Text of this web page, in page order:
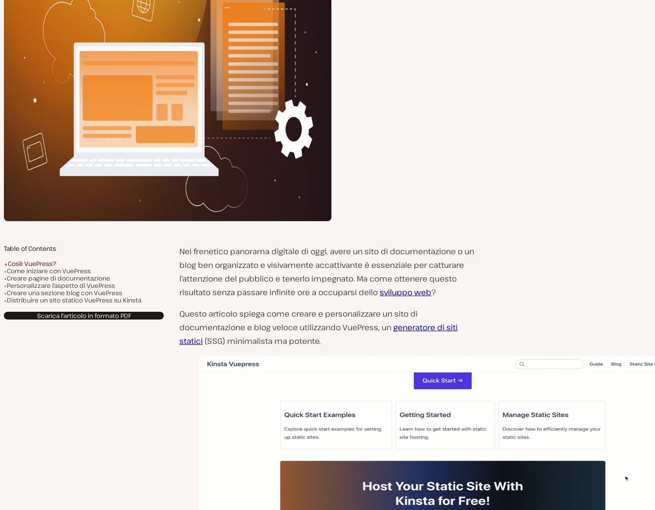
Table of Contents
Cos’è VuePress?
Come iniziare con VuePress
Creare pagine di documentazione
Personalizzare l’aspetto di VuePress
Creare una sezione blog con VuePress
Distribuire un sito statico VuePress su Kinsta
Scarica l'articolo in formato PDF
Nel frenetico panorama digitale di oggi, avere un sito di documentazione o un
blog ben organizzato e visivamente accattivante è essenziale per catturare
l’attenzione del pubblico e tenerlo impegnato. Ma come ottenere questo
risultato senza passare infinite ore a occuparsi dellosviluppo web?
Questo articolo spiega come creare e personalizzare un sito di
documentazione e blog veloce utilizzando VuePress, ungeneratore di siti
statici (SSG) minimalista ma potente.